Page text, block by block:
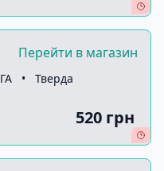
Перейти в магазин
•
Тверда
520 грн